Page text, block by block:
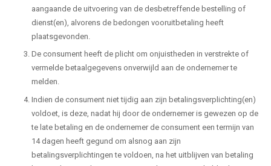
aangaande de uitvoering van de desbetreffende bestelling of
dienst(en), alvorens de bedongen vooruitbetaling heeft
plaatsgevonden.
De consument heeft de plicht om onjuistheden in verstrekte of
vermelde betaalgegevens onverwijld aan de ondernemer te
melden.
Indien de consument niet tijdig aan zijn betalingsverplichting(en)
voldoet, is deze, nadat hij door de ondernemer is gewezen op de
te late betaling en de ondernemer de consument een termijn van
14 dagen heeft gegund om alsnog aan zijn
betalingsverplichtingen te voldoen, na het uitblijven van betaling